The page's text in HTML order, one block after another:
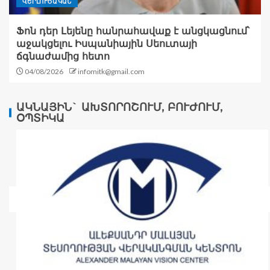
Ֆոն դեր Լեյենը հանրահավաք է անցկացնում՝
աջակցելու Իսպանիային Սեուտայի ​​
ճգնաժամից հետո
04/08/2026 infomitk@gmail.com
ԱԿՆԱՅԻՆ` ԱԽՏՈՐՈՇՈՒՄ, ԲՈՒԺՈՒՄ,
ՕՊՏԻԿԱ